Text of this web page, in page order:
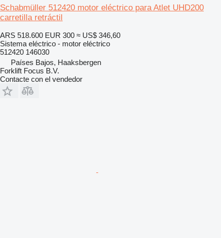
Schabmüller 512420 motor eléctrico para Atlet UHD200
carretilla retráctil
ARS 518.600 EUR 300 ≈ US$ 346,60
Sistema eléctrico - motor eléctrico
512420 146030
Países Bajos, Haaksbergen
Forklift Focus B.V.
Contacte con el vendedor